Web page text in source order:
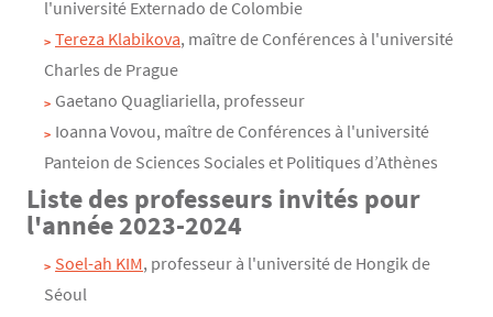
l'université Externado de Colombie
Tereza Klabikova, maître de Conférences à l'université
Charles de Prague
Gaetano Quagliariella, professeur
Ioanna Vovou, maître de Conférences à l'université
Panteion de Sciences Sociales et Politiques d’Athènes
Liste des professeurs invités pour
l'année 2023-2024
Soel-ah KIM, professeur à l'université de Hongik de
Séoul